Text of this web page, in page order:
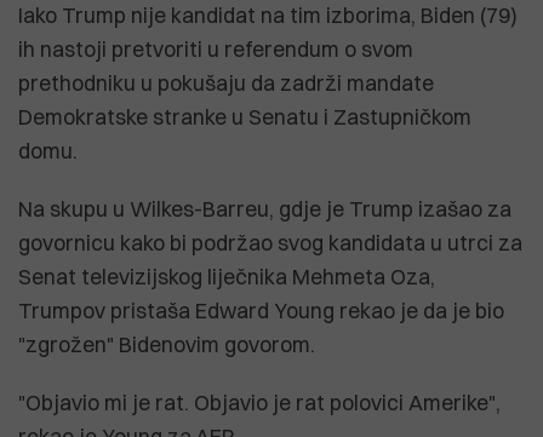
Iako Trump nije kandidat na tim izborima, Biden (79)
ih nastoji pretvoriti u referendum o svom
prethodniku u pokušaju da zadrži mandate
Demokratske stranke u Senatu i Zastupničkom
domu.
Na skupu u Wilkes-Barreu, gdje je Trump izašao za
govornicu kako bi podržao svog kandidata u utrci za
Senat televizijskog liječnika Mehmeta Oza,
Trumpov pristaša Edward Young rekao je da je bio
"zgrožen" Bidenovim govorom.
"Objavio mi je rat. Objavio je rat polovici Amerike",